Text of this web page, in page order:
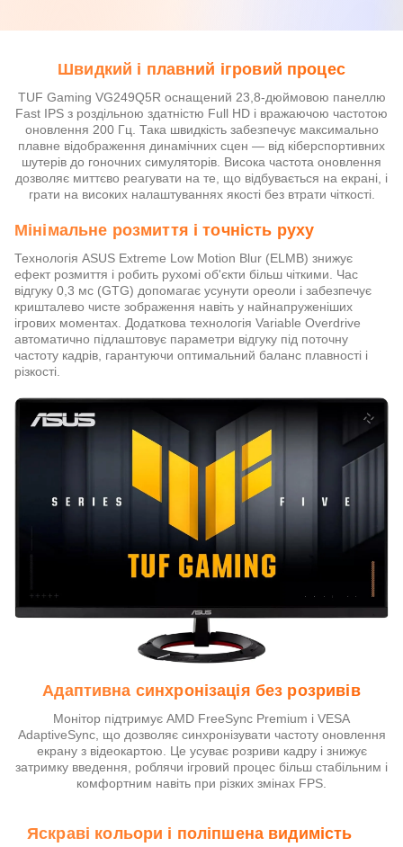
Швидкий і плавний ігровий процес
TUF Gaming VG249Q5R оснащений 23,8-дюймовою панеллю
Fast IPS з роздільною здатністю Full HD і вражаючою частотою
оновлення 200 Гц. Така швидкість забезпечує максимально
плавне відображення динамічних сцен — від кіберспортивних
шутерів до гоночних симуляторів. Висока частота оновлення
дозволяє миттєво реагувати на те, що відбувається на екрані, і
грати на високих налаштуваннях якості без втрати чіткості.
Мінімальне розмиття і точність руху
Технологія ASUS Extreme Low Motion Blur (ELMB) знижує
ефект розмиття і робить рухомі об'єкти більш чіткими. Час
відгуку 0,3 мс (GTG) допомагає усунути ореоли і забезпечує
кришталево чисте зображення навіть у найнапруженіших
ігрових моментах. Додаткова технологія Variable Overdrive
автоматично підлаштовує параметри відгуку під поточну
частоту кадрів, гарантуючи оптимальний баланс плавності і
різкості.
Адаптивна синхронізація без розривів
Монітор підтримує AMD FreeSync Premium і VESA
AdaptiveSync, що дозволяє синхронізувати частоту оновлення
екрану з відеокартою. Це усуває розриви кадру і знижує
затримку введення, роблячи ігровий процес більш стабільним і
комфортним навіть при різких змінах FPS.
Яскраві кольори і поліпшена видимість